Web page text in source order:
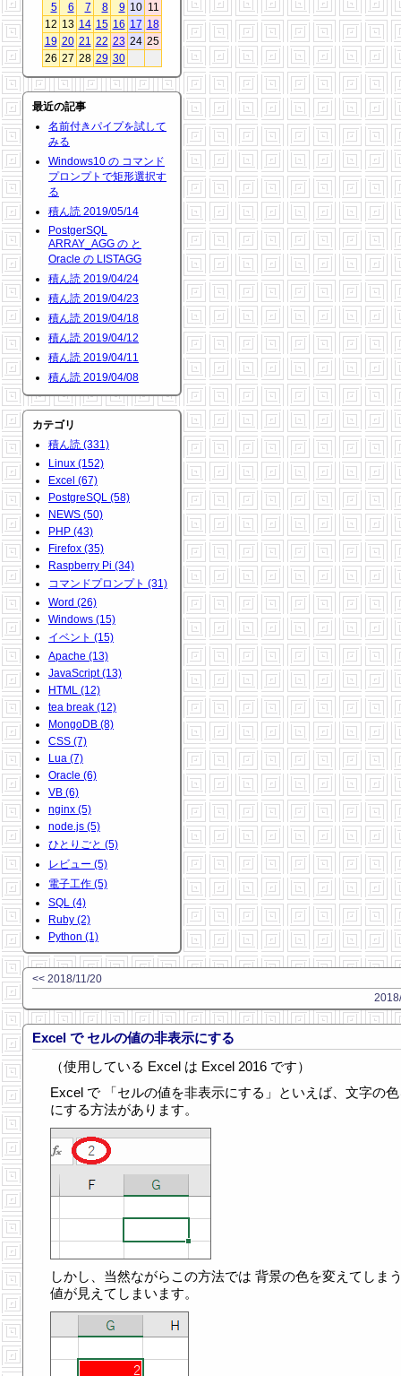
5
6 7 8 9 10 11
12 13 14 15 16 17 18
19 20 21 22 23 24 25
26 27 28 29 30
最近の記事
名前付きパイプを試して
みる
Windows10 の コマンド
プロンプトで矩形選択す
る
積ん読 2019/05/14
PostgerSQL
ARRAY_AGG の と
Oracle の LISTAGG
積ん読 2019/04/24
積ん読 2019/04/23
積ん読 2019/04/18
積ん読 2019/04/12
積ん読 2019/04/11
積ん読 2019/04/08
カテゴリ
積ん読 (331)
Linux (152)
Excel (67)
PostgreSQL (58)
NEWS (50)
PHP (43)
Firefox (35)
Raspberry Pi (34)
コマンドプロンプト (31)
Word (26)
Windows (15)
イベント (15)
Apache (13)
JavaScript (13)
HTML (12)
tea break (12)
MongoDB (8)
CSS (7)
Lua (7)
Oracle (6)
VB (6)
nginx (5)
node.js (5)
ひとりごと (5)
レビュー (5)
電子工作 (5)
SQL (4)
Ruby (2)
Python (1)
<< 2018/11/20
Excel で セルの値の非表示にする
（使用している Excel は Excel 2016 です）
Excel で 「セルの値を非表示にする」といえば、文字の
にする方法があります。
しかし、当然ながらこの方法では 背景の色を変えてしま
値が見えてしまいます。